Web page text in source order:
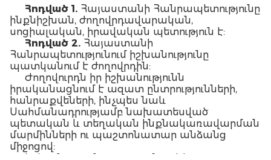
Հոդված 1. Հայաստանի Հանրապետությունը
ինքնիշխան, ժողովրդավարական,
սոցիալական, իրավական պետություն է:
Հոդված 2. Հայաստանի
Հանրապետությունում իշխանությունը
պատկանում է ժողովրդին:
Ժողովուրդն իր իշխանությունն
իրականացնում է ազատ ընտրությունների,
հանրաքվեների, ինչպես նաև
Սահմանադրությամբ նախատեսված
պետական և տեղական ինքնակառավարման
մարմինների ու պաշտոնատար անձանց
միջոցով: